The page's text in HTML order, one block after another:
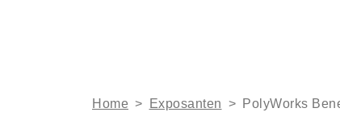
Home > Exposanten > PolyWorks